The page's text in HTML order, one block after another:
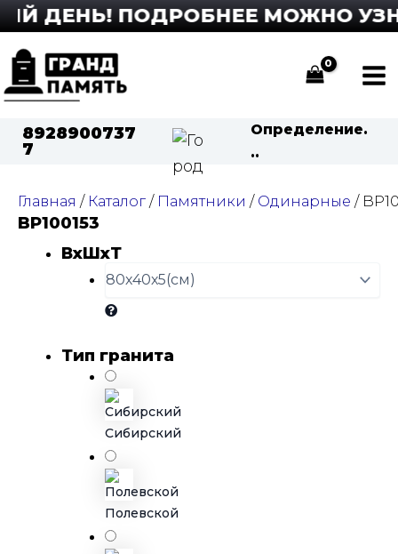
Перейти
к
содержимому
ПОДРОБНЕЕ МОЖНО
8928900737
7
Определение.
..
Главная / Каталог / Памятники / Одинарные /
BP100153
Тип гранита
Полевской
Сибирский
ВхШхТ